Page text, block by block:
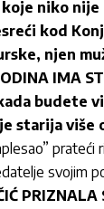
niko nije
kod
njen
IMA
budete
starija više
prateći
svojim
PRIZNALA